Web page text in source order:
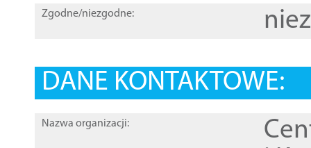
Zgodne/niezgodne:
DANE KONTAKTOWE:
Nazwa organizacji: